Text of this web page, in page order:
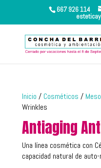
667 926 114
Inicio / Cosméticos /
Wrinkles
Antiaging
Una línea cosmética con
capacidad natural de